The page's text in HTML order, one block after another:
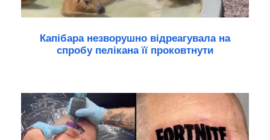
Капібара незворушно відреагувала на
спробу пелікана її проковтнути